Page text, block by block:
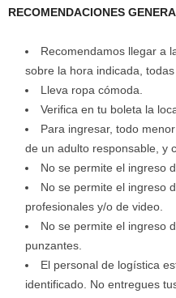
RECOMENDACIONES
Recomendamos llegar a
sobre la hora indicada,
Lleva ropa cómoda.
Verifica en tu boleta la
Para ingresar, todo
de un adulto responsable, y
No se permite el ingreso
No se permite el ingreso
profesionales y/o de video.
No se permite el ingreso
punzantes.
El personal de logística
identificado. No entregues